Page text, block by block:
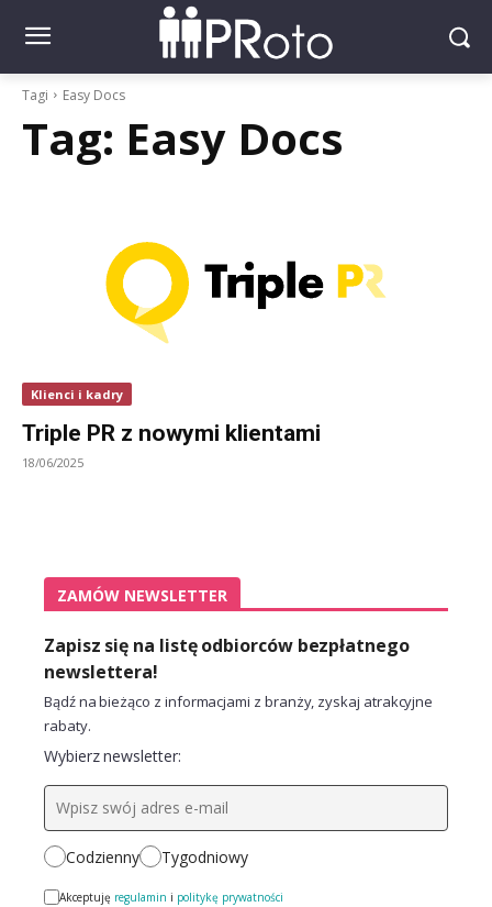
Tagi Easy Docs
Tag: Easy Docs
Klienci i kadry
Triple PR z nowymi klientami
18/06/2025
ZAMÓW NEWSLETTER
Zapisz się na listę odbiorców bezpłatnego
newslettera!
Bądź na bieżąco z informacjami z branży, zyskaj atrakcyjne
rabaty.
Wybierz newsletter:
Codzienny Tygodniowy
Akceptuję regulamin i politykę prywatności